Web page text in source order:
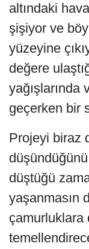
altındaki
şişiyor ve
yüzeyine
değere
geçerken bir
Projeyi biraz
düştüğü
yaşanmasın
çamurluklara